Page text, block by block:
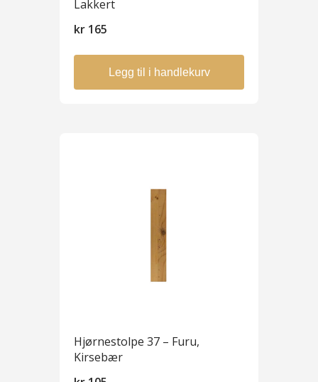
Lakkert
kr 165
Legg til i handlekurv
Hjørnestolpe 37 – Furu,
Kirsebær